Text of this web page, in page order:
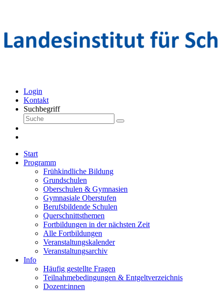
Login
Kontakt
Suchbegriff
Start
Programm
Frühkindliche Bildung
Grundschulen
Oberschulen & Gymnasien
Gymnasiale Oberstufen
Berufsbildende Schulen
Querschnittsthemen
Fortbildungen in der nächsten Zeit
Alle Fortbildungen
Veranstaltungskalender
Veranstaltungsarchiv
Info
Häufig gestellte Fragen
Teilnahmebedingungen & Entgeltverzeichnis
Dozent:innen